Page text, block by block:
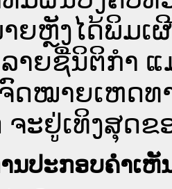
ຍຫຼັງໄດ້ພິມເ
າຍຊື່ນິຕິກຳ
ດໝາຍເຫດທ
ະຢູ່ເທິງສຸດຂ
ນປະກອບຄຳເຫັ